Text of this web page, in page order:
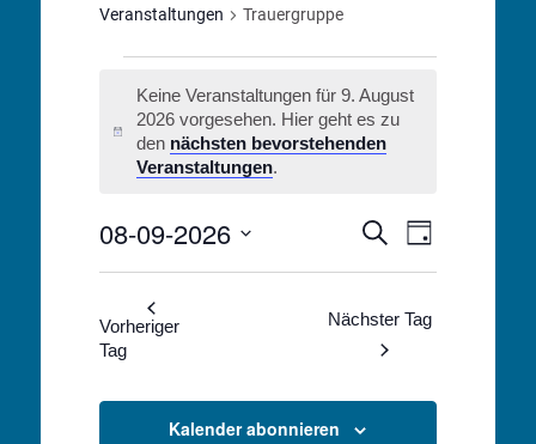
Veranstaltungen Trauergruppe
Veranstaltungen
für
August
2026
Hinweis
Keine Veranstaltungen für 9. August
2026 vorgesehen. Hier geht es zu
den nächsten bevorstehenden
Veranstaltungen.
Suche
und
Navigation
Suche
Tag
08-09-2026
Vorheriger
Tag
Nächster Tag
Kalender abonnieren